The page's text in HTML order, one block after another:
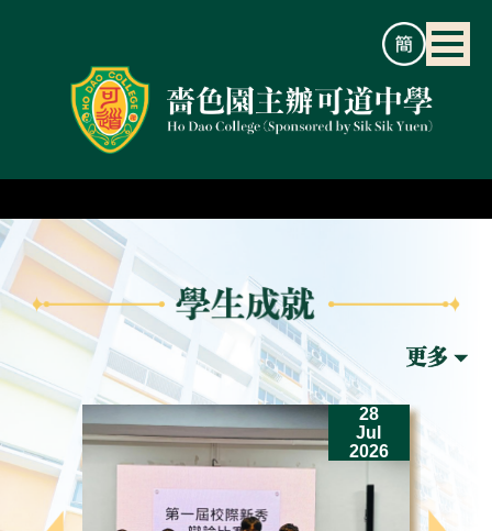
28
Jul
2026